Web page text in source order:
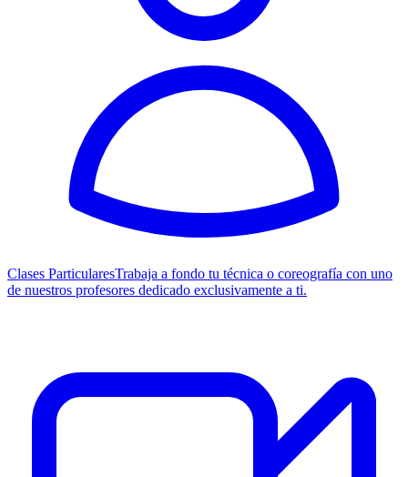
Clases ParticularesTrabaja a fondo tu técnica o coreografía con uno
de nuestros profesores dedicado exclusivamente a ti.